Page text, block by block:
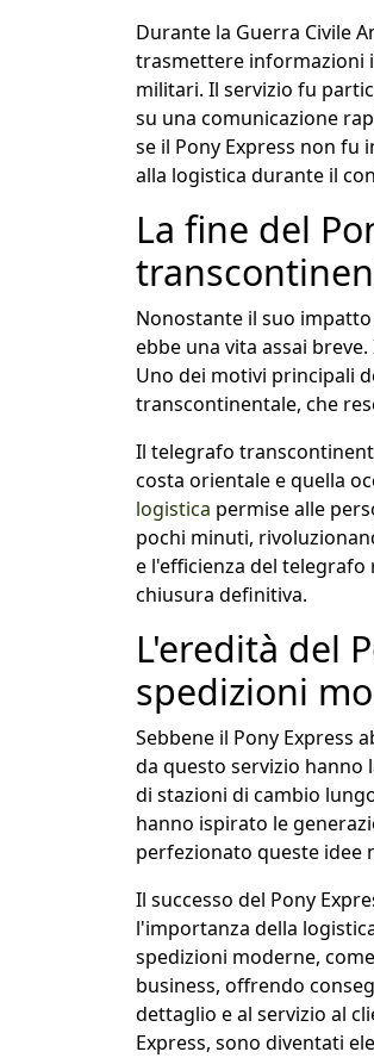
Durante la Guerra Civile
trasmettere informazioni
militari. Il servizio fu
su una comunicazione
se il Pony Express non
alla logistica durante il
La fine del
Nonostante il suo
ebbe una vita assai
Uno dei motivi principali
transcontinentale, che
Il telegrafo
costa orientale e quella
logistica permise alle
pochi minuti,
e l'efficienza del telegrafo
chiusura definitiva.
L'eredità del
spedizioni
Sebbene il Pony Express
da questo servizio
di stazioni di cambio
hanno ispirato le
perfezionato queste idee
Il successo del Pony
l'importanza della
spedizioni moderne, come
business, offrendo
dettaglio e al servizio al
Express, sono diventati